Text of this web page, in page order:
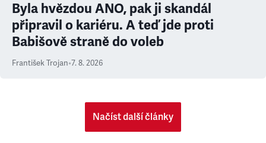
Byla hvězdou ANO, pak ji skandál
připravil o kariéru. A teď jde proti
Babišově straně do voleb
František Trojan•7. 8. 2026
Načíst další články